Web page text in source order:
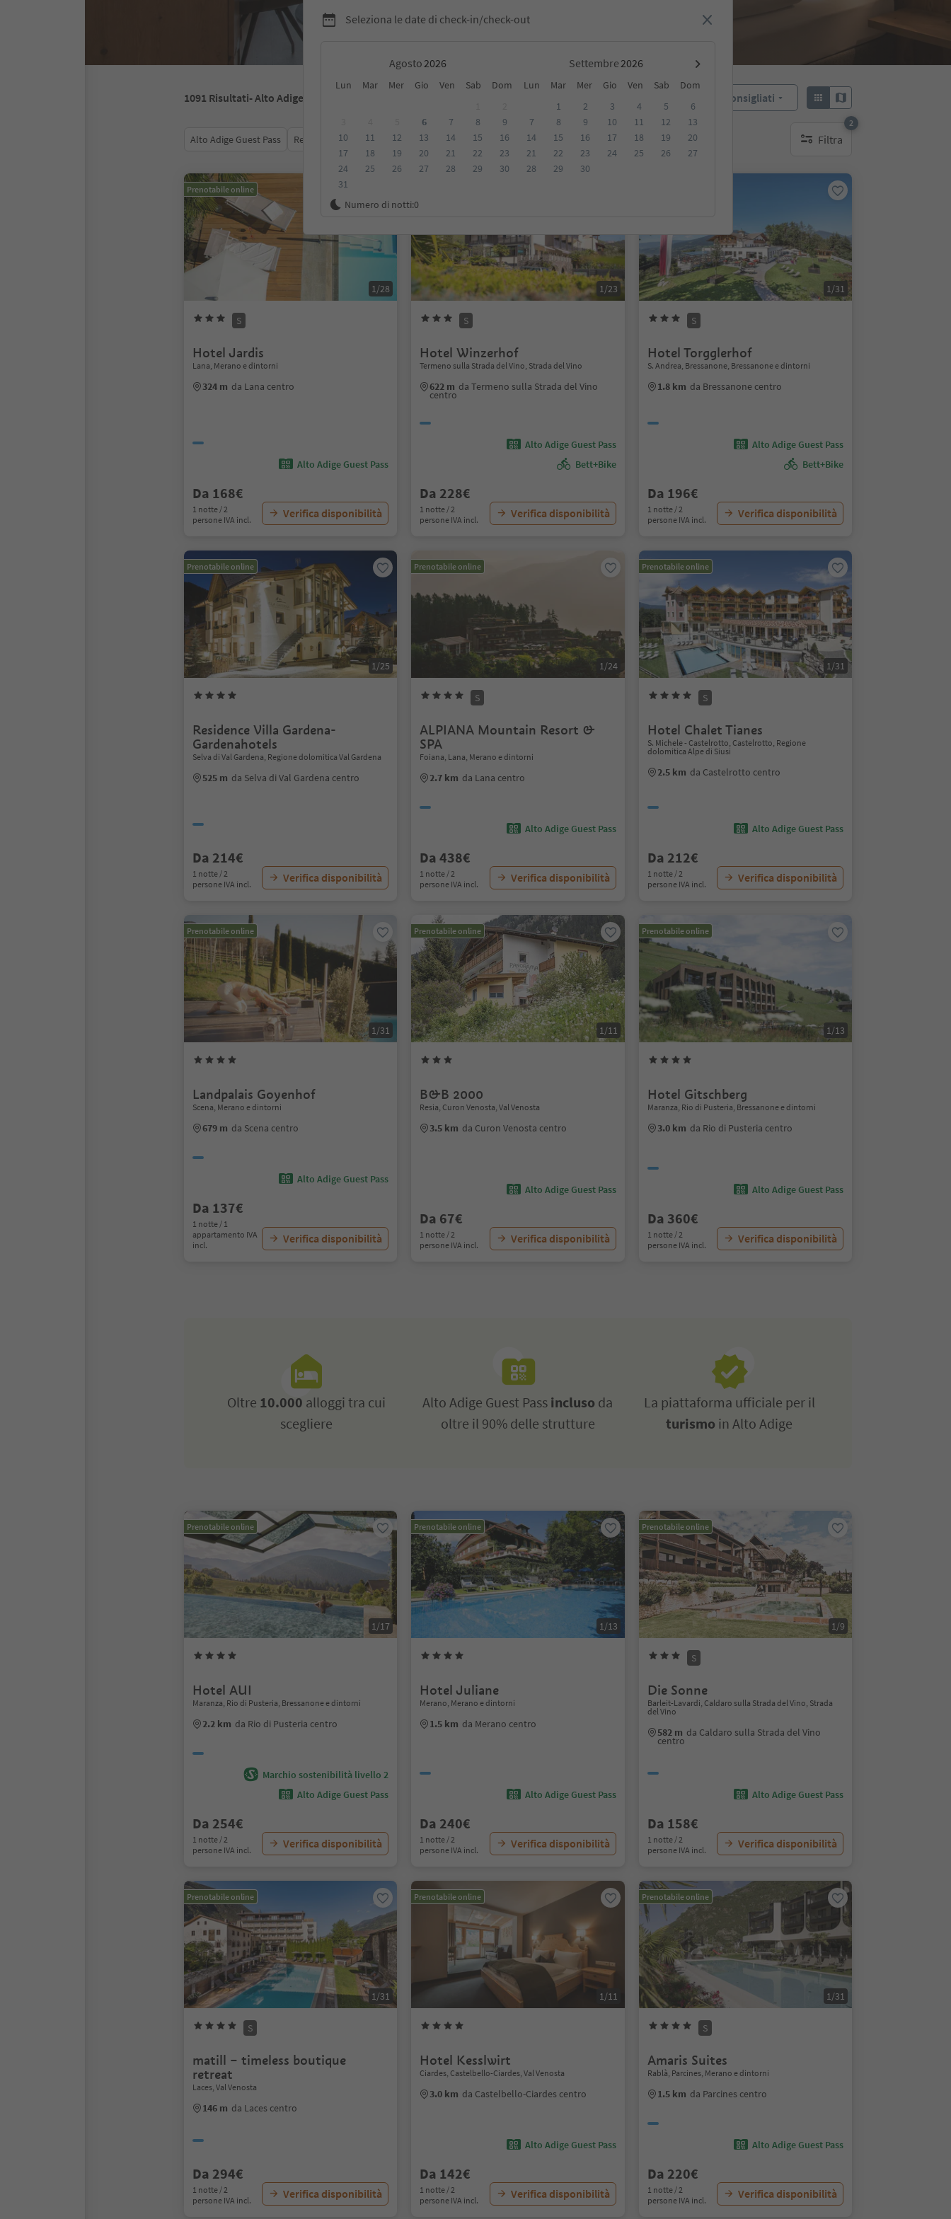
Seleziona le date di check-in/check-out
Agosto Settembre
Lun Mar Mer Gio Ven Sab Dom Lun Mar Mer Gio Ven Sab
Dom
6 7 8
9
10
11 12 13 14 15
16
17
18 19 20 21 22
23
24
25 26 27 28 29
30
31
1 2 3 4 5
6
7
8 9 10 11 12
13
14
15 16 17 18 19
20
21
22 23 24 25 26
27
28
29 30
Numero di notti:0
1091 Risultati- Alto Adige Consigliati
Alto Adige Guest Pass Recensioni Categoria Trattamento Alloggi sostenibili Filtra
2
filtri attivi
Prenotabile online
1/28
S
Hotel Jardis
Lana, Merano e dintorni
324 m da Lana centro
Alto Adige Guest Pass
Da 168€
1 notte / 2
persone IVA incl.
Verifica disponibilità
1/23
S
Hotel Winzerhof
Termeno sulla Strada del Vino, Strada del Vino
622 m da Termeno sulla Strada del Vino
centro
Alto Adige Guest Pass
Bett+Bike
Da 228€
1 notte / 2
persone IVA incl.
Verifica disponibilità
1/31
S
Hotel Torgglerhof
S. Andrea, Bressanone, Bressanone e dintorni
1.8 km da Bressanone centro
Alto Adige Guest Pass
Bett+Bike
Da 196€
1 notte / 2
persone IVA incl.
Verifica disponibilità
Prenotabile online
1/25
Residence Villa Gardena-
Gardenahotels
Selva di Val Gardena, Regione dolomitica Val Gardena
525 m da Selva di Val Gardena centro
Da 214€
1 notte / 2
persone IVA incl.
Verifica disponibilità
Prenotabile online
1/24
S
ALPIANA Mountain Resort &
SPA
Foiana, Lana, Merano e dintorni
2.7 km da Lana centro
Alto Adige Guest Pass
Da 438€
1 notte / 2
persone IVA incl.
Verifica disponibilità
Prenotabile online
1/31
S
Hotel Chalet Tianes
S. Michele - Castelrotto, Castelrotto, Regione
dolomitica Alpe di Siusi
2.5 km da Castelrotto centro
Alto Adige Guest Pass
Da 212€
1 notte / 2
persone IVA incl.
Verifica disponibilità
Prenotabile online
1/31
Landpalais Goyenhof
Scena, Merano e dintorni
679 m da Scena centro
Alto Adige Guest Pass
Da 137€
1 notte / 1
appartamento IVA
incl.
Verifica disponibilità
Prenotabile online
1/11
B&B 2000
Resia, Curon Venosta, Val Venosta
3.5 km da Curon Venosta centro
Alto Adige Guest Pass
Da 67€
1 notte / 2
persone IVA incl.
Verifica disponibilità
Prenotabile online
1/13
Hotel Gitschberg
Maranza, Rio di Pusteria, Bressanone e dintorni
3.0 km da Rio di Pusteria centro
Alto Adige Guest Pass
Da 360€
1 notte / 2
persone IVA incl.
Verifica disponibilità
Oltre 10.000 alloggi tra cui
scegliere
Alto Adige Guest Pass incluso da
oltre il 90% delle strutture
La piattaforma ufficiale per il
turismo in Alto Adige
Prenotabile online
1/17
Hotel AUI
Maranza, Rio di Pusteria, Bressanone e dintorni
2.2 km da Rio di Pusteria centro
Marchio sostenibilità livello 2
Alto Adige Guest Pass
Da 254€
1 notte / 2
persone IVA incl.
Verifica disponibilità
Prenotabile online
1/13
Hotel Juliane
Merano, Merano e dintorni
1.5 km da Merano centro
Alto Adige Guest Pass
Da 240€
1 notte / 2
persone IVA incl.
Verifica disponibilità
Prenotabile online
1/9
S
Die Sonne
Barleit-Lavardi, Caldaro sulla Strada del Vino, Strada
del Vino
582 m da Caldaro sulla Strada del Vino
centro
Alto Adige Guest Pass
Da 158€
1 notte / 2
persone IVA incl.
Verifica disponibilità
Prenotabile online
1/31
S
matill – timeless boutique
retreat
Laces, Val Venosta
146 m da Laces centro
Da 294€
1 notte / 2
persone IVA incl.
Verifica disponibilità
Prenotabile online
1/11
Hotel Kesslwirt
Ciardes, Castelbello-Ciardes, Val Venosta
3.0 km da Castelbello-Ciardes centro
Alto Adige Guest Pass
Da 142€
1 notte / 2
persone IVA incl.
Verifica disponibilità
Prenotabile online
1/31
S
Amaris Suites
Rablà, Parcines, Merano e dintorni
1.5 km da Parcines centro
Alto Adige Guest Pass
Da 220€
1 notte / 2
persone IVA incl.
Verifica disponibilità